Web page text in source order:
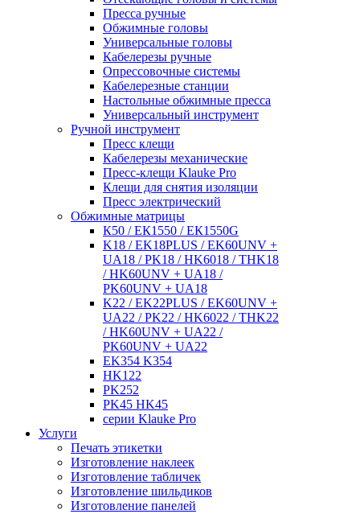
Пресса ручные
Обжимные головы
Универсальные головы
Кабелерезы ручные
Опрессовочные системы
Кабелерезные станции
Настольные обжимные пресса
Универсальный инструмент
Ручной инструмент
Пресс клещи
Кабелерезы механические
Пресс-клещи Klauke Pro
Клещи для снятия изоляции
Пресс электрический
Обжимные матрицы
К50 / ЕК1550 / ЕК1550G
K18 / EK18PLUS / EK60UNV +
UA18 / PK18 / HK6018 / THK18
/ HK60UNV + UA18 /
PK60UNV + UA18
K22 / EK22PLUS / EK60UNV +
UA22 / PK22 / HK6022 / THK22
/ HK60UNV + UA22 /
PK60UNV + UA22
EK354 K354
HK122
PK252
PK45 HK45
серии Klauke Pro
Услуги
Печать этикетки
Изготовление наклеек
Изготовление табличек
Изготовление шильдиков
Изготовление панелей